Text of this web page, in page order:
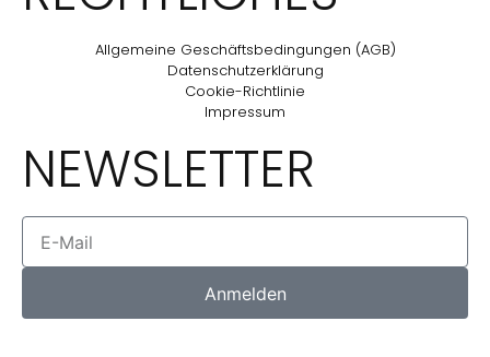
Allgemeine Geschäftsbedingungen (AGB)
Datenschutzerklärung
Cookie-Richtlinie
Impressum
NEWSLETTER
Anmelden